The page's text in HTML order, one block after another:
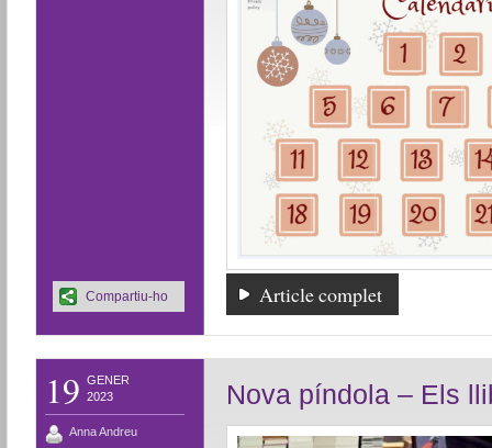
Article complet
Compartiu-ho
19 GENER
2023
Anna Andreu
Nova píndola – Els